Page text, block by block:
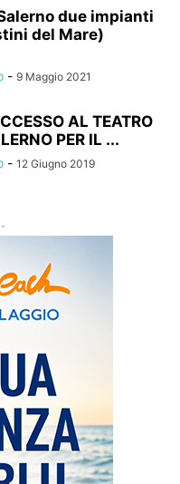
due impianti
del Mare)
- 9 Maggio 2021
AL TEATRO
PER IL ...
- 12 Giugno 2019